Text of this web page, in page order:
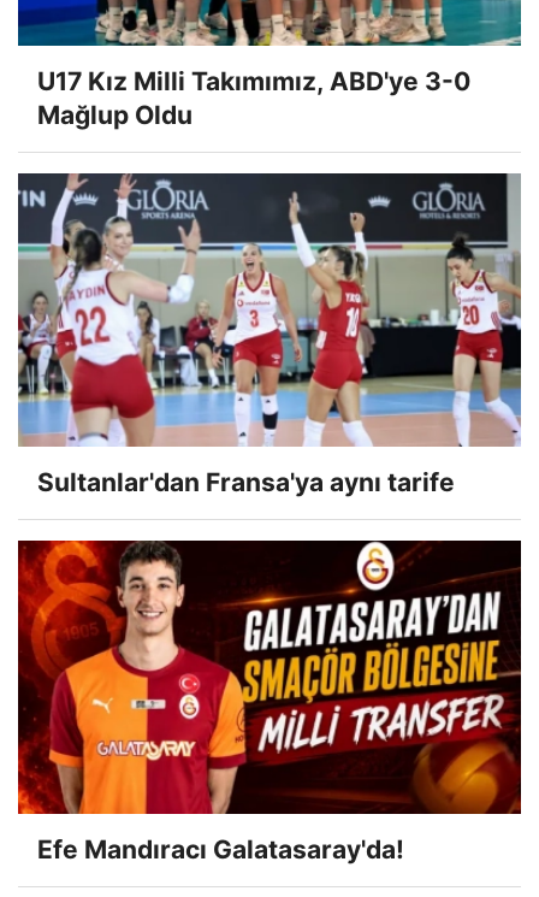
U17 Kız Milli Takımımız, ABD'ye 3-0
Mağlup Oldu
Sultanlar'dan Fransa'ya aynı tarife
Efe Mandıracı Galatasaray'da!